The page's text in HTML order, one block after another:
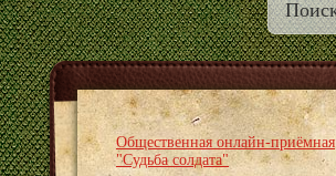
Общественная онлайн-приёмная
"Судьба солдата"